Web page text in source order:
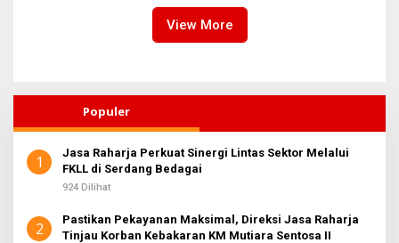
View More
Populer
1
Jasa Raharja Perkuat Sinergi Lintas Sektor Melalui
FKLL di Serdang Bedagai
924 Dilihat
2
Pastikan Pekayanan Maksimal, Direksi Jasa Raharja
Tinjau Korban Kebakaran KM Mutiara Sentosa II